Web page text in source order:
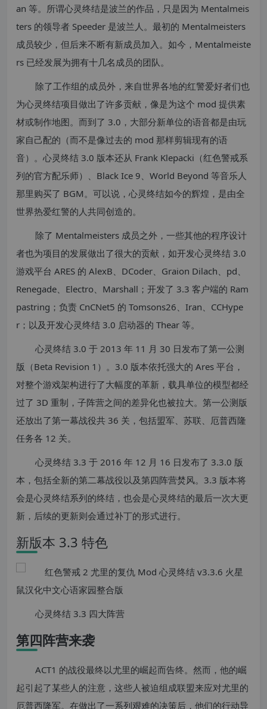
an 等。所谓心灵终结是波兰的作品，只是因为 Mentalmeis
ters 的领导者 Speeder 是波兰人。最初的 Mentalmeisters
成员较少，但后来不断有新成员加入。如今，Mentalmeiste
rs 已经发展为拥有十几名成员的团队。
除了工作组的成员外，来自世界各地的红警爱好者们也
为心灵终结项目做出了许多贡献，像是为这个 mod 提供素
材或制作地图。而到了 3.0，大部分新单位的语音都是由玩
家自己配的（而不是像过去的 mod 那样剪辑现有的语
音）。心灵终结 3.0 版本还从 Frank Klepacki（红色警戒系
列的官方配乐师）、Black Ice 9、World Beyond 等音乐人
那里购买了 BGM。可以说，心灵终结如今的辉煌，是由全
世界热爱红警的人共同创造的。
除了 Mentalmeisters 成员之外，一些其他的程序设计
者也为项目的发展做出了很大的贡献，如开发心灵终结 3.0
游戏平台 ARES 的 AlexB、DCoder、Graion Dilach、pd、
Renegade、Electro、Marshall；开发了 3.3 客户端的 Ram
pastring；负责 CnCNet5 的 Tomsons26、Iran、CCHype
r；以及开发心灵终结 3.0 启动器的 Thear 等。
心灵终结 3.0 于 2013 年 11 月 30 日发布了第一公测
版（Beta Revision 1）。3.0 版本依托强大的 Ares 平台，
对整个游戏架构进行了大幅度的革新，载具单位的模型都经
过了 3D 重制，子阵营之间的差异化也被拉大。第一公测版
还放出了第一幕战役共 36 关，包括盟军、苏联、厄普西隆
任务各 12 关。
心灵终结 3.3 于 2016 年 12 月 16 日发布了 3.3.0 版
本，包括全新的第二幕战役以及第四阵营焚风。3.3 版本将
会是心灵终结系列的终结，也会是心灵终结的最后一次大更
新，后续的更新则会通过补丁的形式进行。
新版本 3.3 特色
心灵终结 3.3 四大阵营
第四阵营来袭
ACT1 的战役最终以尤里的崛起而告终。然而，他的崛
起引起了某些人的注意，这些人被迫组成联盟来应对尤里的
厄普西隆军。在做出了一系列艰难的决策后，他们的行动导